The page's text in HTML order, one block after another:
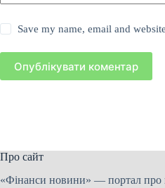
Save my name, email and
Опублікувати коментар
Про сайт
«Фінанси новини» — портал про